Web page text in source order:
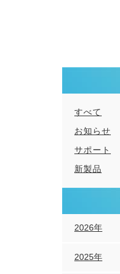
すべて
お知らせ
サポート
新製品
2026年
2025年